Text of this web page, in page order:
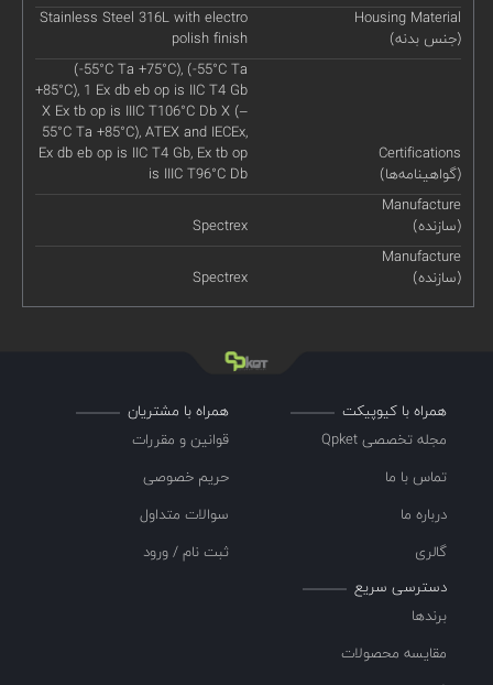
Housing Material
(جنس بدنه)
Stainless Steel 316L with electro
polish finish
Certifications
(گواهینامه‌ها)
(-55°C Ta +75°C), (-55°C Ta
+85°C), 1 Ex db eb op is IIC T4 Gb
X Ex tb op is IIIC T106°C Db X (–
55°C Ta +85°C), ATEX and IECEx,
Ex db eb op is IIC T4 Gb, Ex tb op
is IIIC T96°C Db
Manufacture
(سازنده)
Spectrex
Manufacture
(سازنده)
Spectrex
همراه با کیوپیکت
مجله تخصصی Qpket
تماس با ما
درباره ما
گالری
همراه با مشتریان
قوانین و مقررات
حریم خصوصی
سوالات متداول
ثبت نام / ورود
دسترسی سریع
برندها
مقایسه محصولات